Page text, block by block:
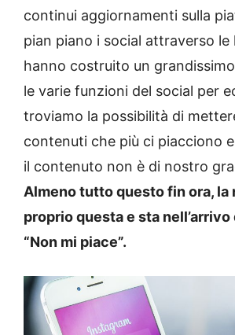
continui aggiornamenti sulla
pian piano i social attraverso
hanno costruito un
le varie funzioni del social per
troviamo la possibilità di
contenuti che più ci piacciono
il contenuto non è di nostro
Almeno tutto questo fin ora, la
proprio questa e sta
“Non mi piace”.